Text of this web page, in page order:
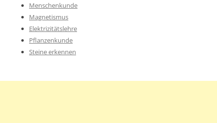
Menschenkunde
Magnetismus
Elektrizitätslehre
Pflanzenkunde
Steine erkennen